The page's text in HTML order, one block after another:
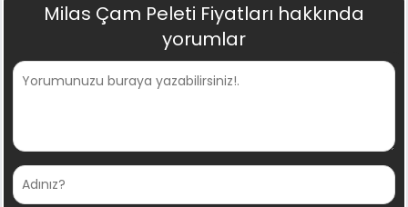
Milas Çam Peleti Fiyatları hakkında
yorumlar